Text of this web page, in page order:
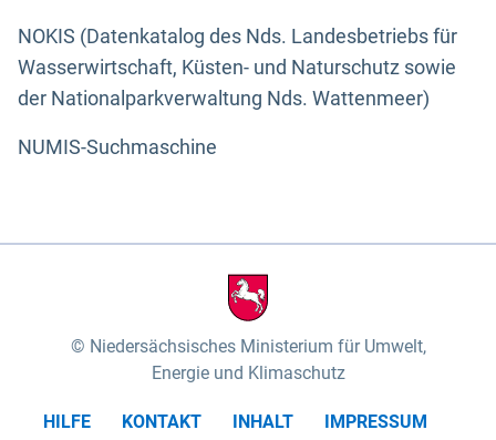
NOKIS (Datenkatalog des Nds. Landesbetriebs für
Wasserwirtschaft, Küsten- und Naturschutz sowie
der Nationalparkverwaltung Nds. Wattenmeer)
NUMIS-Suchmaschine
Niedersächsisches Ministerium für Umwelt,
Energie und Klimaschutz
HILFE KONTAKT INHALT
IMPRESSUM